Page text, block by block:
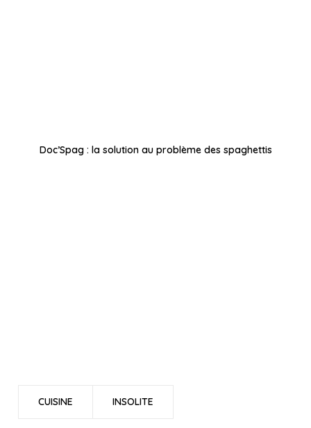
Doc’Spag : la solution au problème des spaghettis
CUISINE INSOLITE